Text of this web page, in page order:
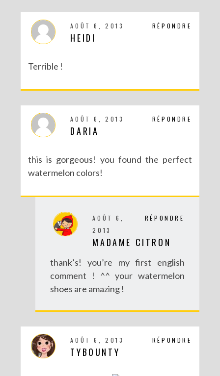
RÉPONDRE
AOÛT 6, 2013
HEIDI
Terrible !
RÉPONDRE
AOÛT 6, 2013
DARIA
this is gorgeous! you found the perfect
watermelon colors!
RÉPONDRE
AOÛT 6,
2013
MADAME CITRON
thank’s! you’re my first english
comment ! ^^ your watermelon
shoes are amazing !
RÉPONDRE
AOÛT 6, 2013
TYBOUNTY